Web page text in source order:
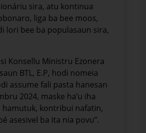
sira, atu kontinua
liga ba bee moos,
lori bee ba populasaun sira,
Konsellu Ministru Ezonera
BTL, E.P, hodi nomeia
assume fali pasta hanesan
2024, maske ha’u iha
hamutuk, kontribui nafatin,
asesivel ba ita nia povu”.